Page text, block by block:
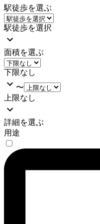
駅徒歩を選ぶ
駅徒歩を選択
面積を選ぶ
下限なし
〜
上限なし
詳細を選ぶ
用途